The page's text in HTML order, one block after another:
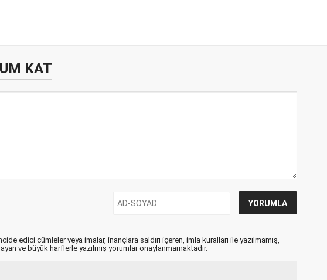
KAT
edici cümleler veya imalar, inançlara saldırı içeren, imla kuralları ile yazılmamış,
ve büyük harflerle yazılmış yorumlar onaylanmamaktadır.